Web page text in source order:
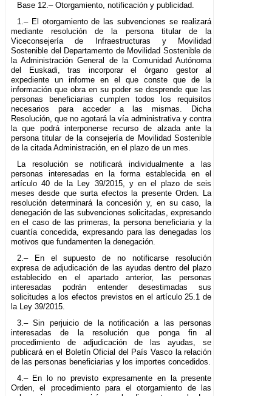
Base 12.– Otorgamiento, notificación y publicidad.
1.– El otorgamiento de las subvenciones se realizará
mediante resolución de la persona titular de la
Viceconsejería de Infraestructuras y Movilidad
Sostenible del Departamento de Movilidad Sostenible de
la Administración General de la Comunidad Autónoma
del Euskadi, tras incorporar el órgano gestor al
expediente un informe en el que conste que de la
información que obra en su poder se desprende que las
personas beneficiarias cumplen todos los requisitos
necesarios para acceder a las mismas. Dicha
Resolución, que no agotará la vía administrativa y contra
la que podrá interponerse recurso de alzada ante la
persona titular de la consejería de Movilidad Sostenible
de la citada Administración, en el plazo de un mes.
La resolución se notificará individualmente a las
personas interesadas en la forma establecida en el
artículo 40 de la Ley 39/2015, y en el plazo de seis
meses desde que surta efectos la presente Orden. La
resolución determinará la concesión y, en su caso, la
denegación de las subvenciones solicitadas, expresando
en el caso de las primeras, la persona beneficiaria y la
cuantía concedida, expresando para las denegadas los
motivos que fundamenten la denegación.
2.– En el supuesto de no notificarse resolución
expresa de adjudicación de las ayudas dentro del plazo
establecido en el apartado anterior, las personas
interesadas podrán entender desestimadas sus
solicitudes a los efectos previstos en el artículo 25.1 de
la Ley 39/2015.
3.– Sin perjuicio de la notificación a las personas
interesadas de la resolución que ponga fin al
procedimiento de adjudicación de las ayudas, se
publicará en el Boletín Oficial del País Vasco la relación
de las personas beneficiarias y los importes concedidos.
4.– En lo no previsto expresamente en la presente
Orden, el procedimiento para el otorgamiento de las